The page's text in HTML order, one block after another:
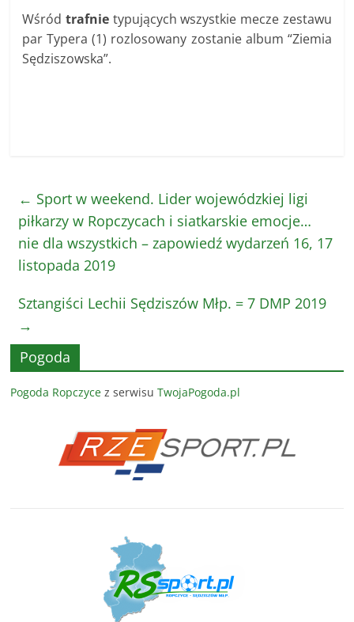
Wśródtrafnie typujących wszystkie mecze zestawu
par Typera (1) rozlosowany zostanie album “Ziemia
Sędziszowska”.
← Sport w weekend. Lider wojewódzkiej ligi
piłkarzy w Ropczycach i siatkarskie emocje…
nie dla wszystkich – zapowiedź wydarzeń 16, 17
listopada 2019
Sztangiści Lechii Sędziszów Młp. = 7 DMP 2019
→
Pogoda
Pogoda Ropczyce z serwisu TwojaPogoda.pl